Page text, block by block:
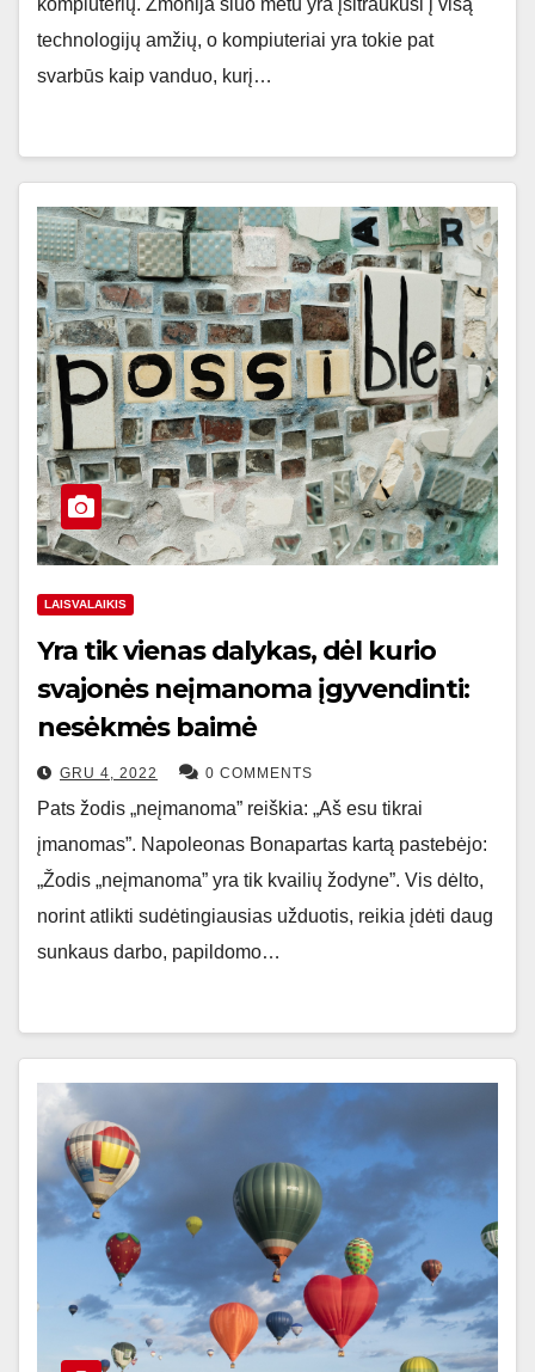
kompiuterių. Žmonija šiuo metu yra įsitraukusi į visą
technologijų amžių, o kompiuteriai yra tokie pat
svarbūs kaip vanduo, kurį…
LAISVALAIKIS
Yra tik vienas dalykas, dėl kurio
svajonės neįmanoma įgyvendinti:
nesėkmės baimė
GRU 4, 2022 0 COMMENTS
Pats žodis „neįmanoma” reiškia: „Aš esu tikrai
įmanomas”. Napoleonas Bonapartas kartą pastebėjo:
„Žodis „neįmanoma” yra tik kvailių žodyne”. Vis dėlto,
norint atlikti sudėtingiausias užduotis, reikia įdėti daug
sunkaus darbo, papildomo…